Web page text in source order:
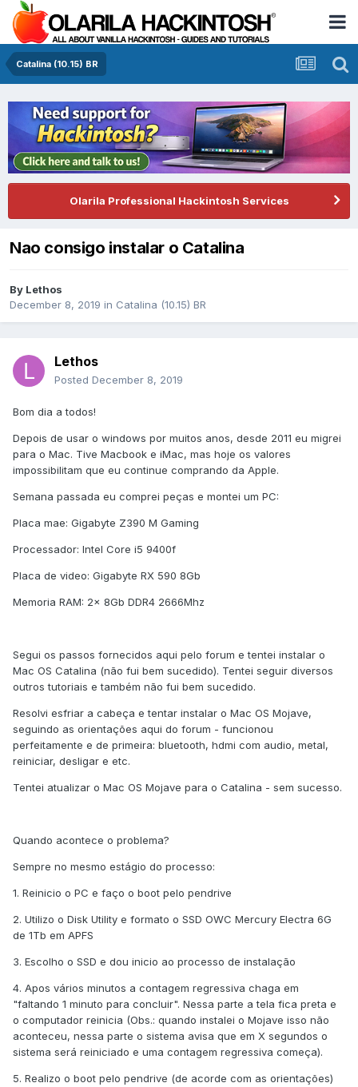
Catalina (10.15) BR
Olarila Professional Hackintosh Services
Nao consigo instalar o Catalina
By Lethos
December 8, 2019 in Catalina (10.15) BR
Lethos
Posted December 8, 2019
Bom dia a todos!
Depois de usar o windows por muitos anos, desde 2011 eu migrei
para o Mac. Tive Macbook e iMac, mas hoje os valores
impossibilitam que eu continue comprando da Apple.
Semana passada eu comprei peças e montei um PC:
Placa mae: Gigabyte Z390 M Gaming
Processador: Intel Core i5 9400f
Placa de video: Gigabyte RX 590 8Gb
Memoria RAM: 2x 8Gb DDR4 2666Mhz
Segui os passos fornecidos aqui pelo forum e tentei instalar o
Mac OS Catalina (não fui bem sucedido). Tentei seguir diversos
outros tutoriais e também não fui bem sucedido.
Resolvi esfriar a cabeça e tentar instalar o Mac OS Mojave,
seguindo as orientações aqui do forum - funcionou
perfeitamente e de primeira: bluetooth, hdmi com audio, metal,
reiniciar, desligar e etc.
Tentei atualizar o Mac OS Mojave para o Catalina - sem sucesso.
Quando acontece o problema?
Sempre no mesmo estágio do processo:
1. Reinicio o PC e faço o boot pelo pendrive
2. Utilizo o Disk Utility e formato o SSD OWC Mercury Electra 6G
de 1Tb em APFS
3. Escolho o SSD e dou inicio ao processo de instalação
4. Apos vários minutos a contagem regressiva chaga em
"faltando 1 minuto para concluir". Nessa parte a tela fica preta e
o computador reinicia (Obs.: quando instalei o Mojave isso não
aconteceu, nessa parte o sistema avisa que em X segundos o
sistema será reiniciado e uma contagem regressiva começa).
5. Realizo o boot pelo pendrive (de acorde com as orientações)